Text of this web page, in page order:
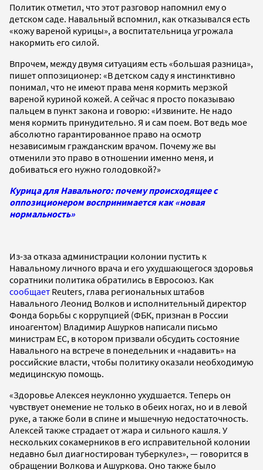
Политик отметил, что этот разговор напомнил ему о
детском саде. Навальный вспомнил, как отказывался есть
«кожу вареной курицы», а воспитательница угрожала
накормить его силой.
Впрочем, между двумя ситуациям есть «большая разница»,
пишет оппозиционер: «В детском саду я инстинктивно
понимал, что не имеют права меня кормить мерзкой
вареной куриной кожей. А сейчас я просто показываю
пальцем в пункт закона и говорю: «Извините. Не надо
меня кормить принудительно. Я и сам поем. Вот ведь мое
абсолютно гарантированное право на осмотр
независимым гражданским врачом. Почему же вы
отменили это право в отношении именно меня, и
добиваться его нужно голодовкой?»
Курица для Навального: почему происходящее с
оппозиционером воспринимается как «новая
нормальность»
Из-за отказа администрации колонии пустить к
Навальному личного врача и его ухудшающегося здоровья
соратники политика обратились в Евросоюз. Как
сообщает Reuters, глава региональных штабов
Навального Леонид Волков и исполнительный директор
Фонда борьбы с коррупцией (ФБК, признан в России
иноагентом) Владимир Ашурков написали письмо
министрам ЕС, в котором призвали обсудить состояние
Навального на встрече в понедельник и «надавить» на
российские власти, чтобы политику оказали необходимую
медицинскую помощь.
«Здоровье Алексея неуклонно ухудшается. Теперь он
чувствует онемение не только в обеих ногах, но и в левой
руке, а также боли в спине и мышечную недостаточность.
Алексей также страдает от жара и сильного кашля. У
нескольких сокамерников в его исправительной колонии
недавно был диагностирован туберкулез», — говорится в
обращении Волкова и Ашуркова. Оно также было